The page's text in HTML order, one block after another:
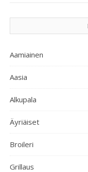
Aamiainen
Aasia
Alkupala
Äyriäiset
Broileri
Grillaus